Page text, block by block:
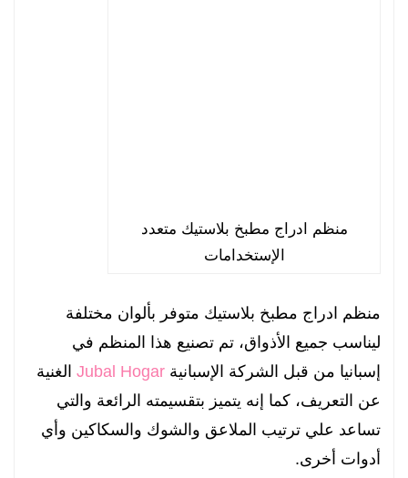
منظم ادراج مطبخ بلاستيك متعدد
الإستخدامات
منظم ادراج مطبخ بلاستيك متوفر بألوان مختلفة
ليناسب جميع الأذواق، تم تصنيع هذا المنظم في
إسبانيا من قبل الشركة الإسبانية Jubal Hogar الغنية
عن التعريف، كما إنه يتميز بتقسيمته الرائعة والتي
تساعد علي ترتيب الملاعق والشوك والسكاكين وأي
أدوات أخرى.